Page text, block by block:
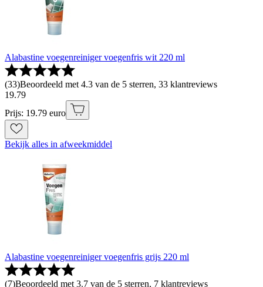
Alabastine voegenreiniger voegenfris wit 220 ml
(33)Beoordeeld met 4.3 van de 5 sterren, 33 klantreviews
19.79
Prijs: 19.79 euro
Bekijk alles in afweekmiddel
Alabastine voegenreiniger voegenfris grijs 220 ml
(7)Beoordeeld met 3.7 van de 5 sterren, 7 klantreviews